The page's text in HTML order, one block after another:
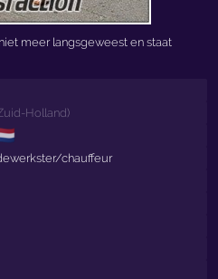
meer langsgeweest en staat
Holland)
chauffeur